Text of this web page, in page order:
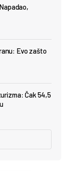
Evo zašto
Čak 54,5